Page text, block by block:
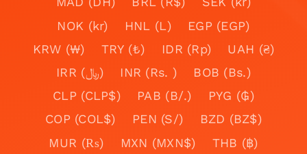
NOK (kr)
HNL (L)
EGP (EGP)
KRW (₩)
TRY (₺) IDR (Rp)
UAH (₴)
IRR (﷼)
INR (Rs. )
BOB (Bs.)
CLP (CLP$)
PAB (B/.)
PYG (₲)
COP (COL$)
PEN (S/)
BZD (BZ$)
MUR (₨)
MXN (MXN$)
THB (฿)